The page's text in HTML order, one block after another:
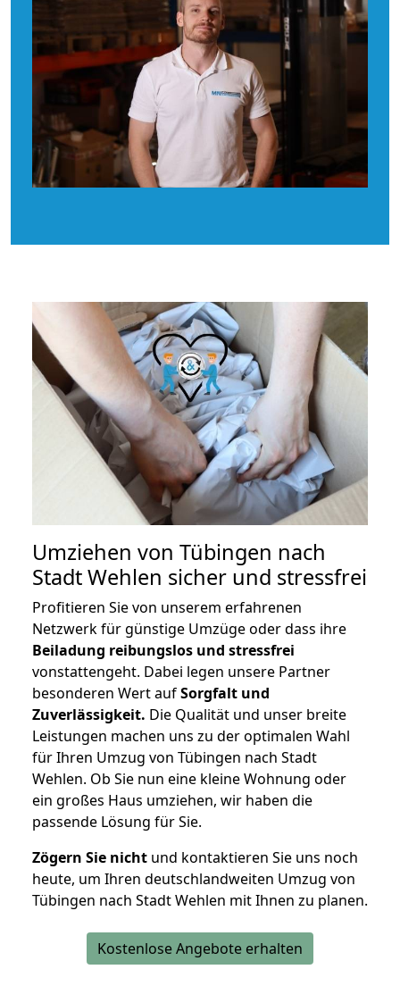
Umziehen von Tübingen nach
Stadt Wehlen sicher und stressfrei
Profitieren Sie von unserem erfahrenen
Netzwerk für günstige Umzüge oder dass ihre
Beiladung reibungslos und stressfrei
vonstattengeht. Dabei legen unsere Partner
besonderen Wert aufSorgfalt und
Zuverlässigkeit. Die Qualität und unser breite
Leistungen machen uns zu der optimalen Wahl
für Ihren Umzug von Tübingen nach Stadt
Wehlen. Ob Sie nun eine kleine Wohnung oder
ein großes Haus umziehen, wir haben die
passende Lösung für Sie.
Zögern Sie nicht und kontaktieren Sie uns noch
heute, um Ihren deutschlandweiten Umzug von
Tübingen nach Stadt Wehlen mit Ihnen zu planen.
Kostenlose Angebote erhalten